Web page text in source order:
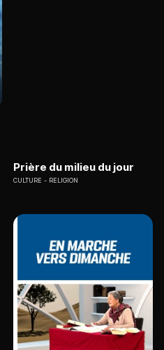
Prière du milieu du jour
CULTURE RELIGION